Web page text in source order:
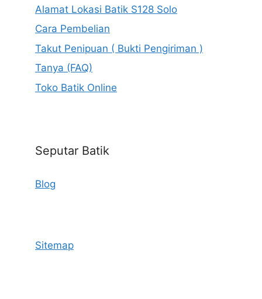
Alamat Lokasi Batik S128 Solo
Cara Pembelian
Takut Penipuan ( Bukti Pengiriman )
Tanya (FAQ)
Toko Batik Online
Seputar Batik
Blog
Sitemap